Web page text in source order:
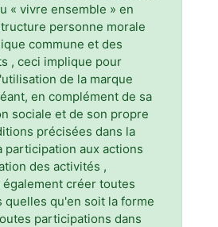
« vivre ensemble » en
personne morale
commune et des
, ceci implique pour
de la marque
en complément de sa
sociale et de son propre
précisées dans la
participation aux actions
des activités ,
créer toutes
qu'en soit la forme
participations dans